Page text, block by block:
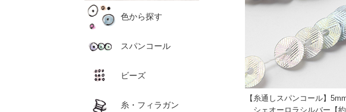
【糸通しスパンコール】
シェオーロラシルバー【約
色から探す
スパンコール
ビーズ
糸・フィラガン